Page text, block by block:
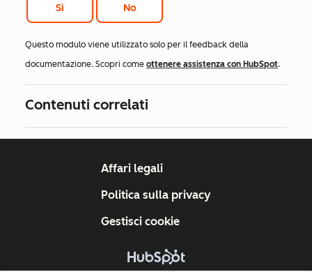
Sì No
Questo modulo viene utilizzato solo per il feedback della
documentazione. Scopri come ottenere assistenza con HubSpot.
Contenuti correlati
Affari legali
Politica sulla privacy
Gestisci cookie